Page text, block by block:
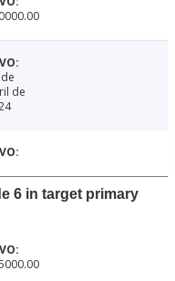
de
6 in target primary